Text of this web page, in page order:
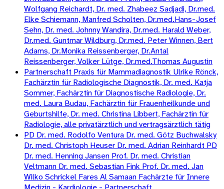
Wolfgang Reichardt, Dr. med. Zhabeez Sadjadi, Dr.med.
Elke Schiemann, Manfred Scholten, Dr.med.Hans-Josef
Sehn, Dr. med. Johnny Wandira, Dr.med. Harald Weber,
Dr.med. Guntmar Wildburg, Dr.med. Peter Winnen, Bert
Adams, Dr.Monika Reissenberger, Dr.Antal
Reissenberger, Volker Lütge, Dr.med.Thomas Augustin
Partnerschaft Praxis für Mammadiagnostik Ulrike Rönck,
Fachärztin für Radiologische Diagnostik, Dr. med. Katja
Sommer, Fachärztin für Diagnostische Radiologie, Dr.
med. Laura Budau, Fachärztin für Frauenheilkunde und
Geburtshilfe, Dr. med. Christina Libbert, Fachärztin für
Radiologie, alle privatärztlich und vertragsärztlich tätig
PD Dr. med. Rodolfo Ventura Dr. med. Götz Buchwalsky
Dr. med. Christoph Heuser Dr. med. Adrian Reinhardt PD
Dr. med. Henning Jansen Prof. Dr. med. Christian
Veltmann Dr. med. Sebastian Fink Prof. Dr. med. Jan
Wilko Schrickel Fares Al Samaan Fachärzte für Innere